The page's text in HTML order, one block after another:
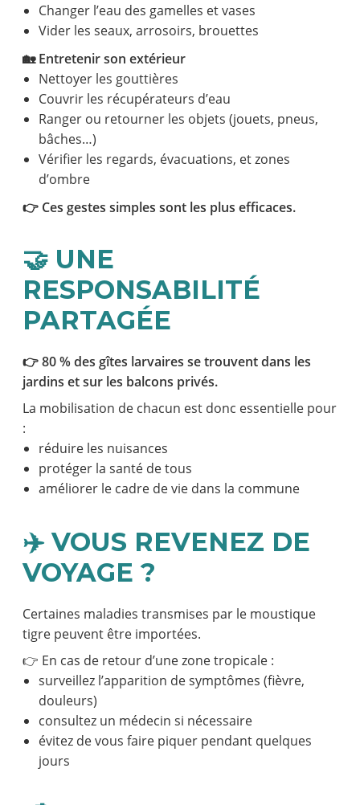
Changer l’eau des gamelles et vases
Vider les seaux, arrosoirs, brouettes
🏡 Entretenir son extérieur
Nettoyer les gouttières
Couvrir les récupérateurs d’eau
Ranger ou retourner les objets (jouets, pneus,
bâches…)
Vérifier les regards, évacuations, et zones
d’ombre
👉 Ces gestes simples sont les plus efficaces.
🤝 UNE
RESPONSABILITÉ
PARTAGÉE
👉 80 % des gîtes larvaires se trouvent dans les
jardins et sur les balcons privés.
La mobilisation de chacun est donc essentielle pour
:
réduire les nuisances
protéger la santé de tous
améliorer le cadre de vie dans la commune
✈️ VOUS REVENEZ DE
VOYAGE ?
Certaines maladies transmises par le moustique
tigre peuvent être importées.
👉 En cas de retour d’une zone tropicale :
surveillez l’apparition de symptômes (fièvre,
douleurs)
consultez un médecin si nécessaire
évitez de vous faire piquer pendant quelques
jours